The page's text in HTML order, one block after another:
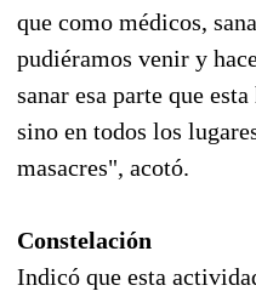
que como médicos,
pudiéramos venir y
sanar esa parte que
sino en todos los
masacres", acotó.
Constelación
Indicó que esta